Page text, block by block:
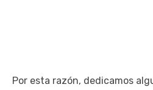
Por esta razón, dedicamos